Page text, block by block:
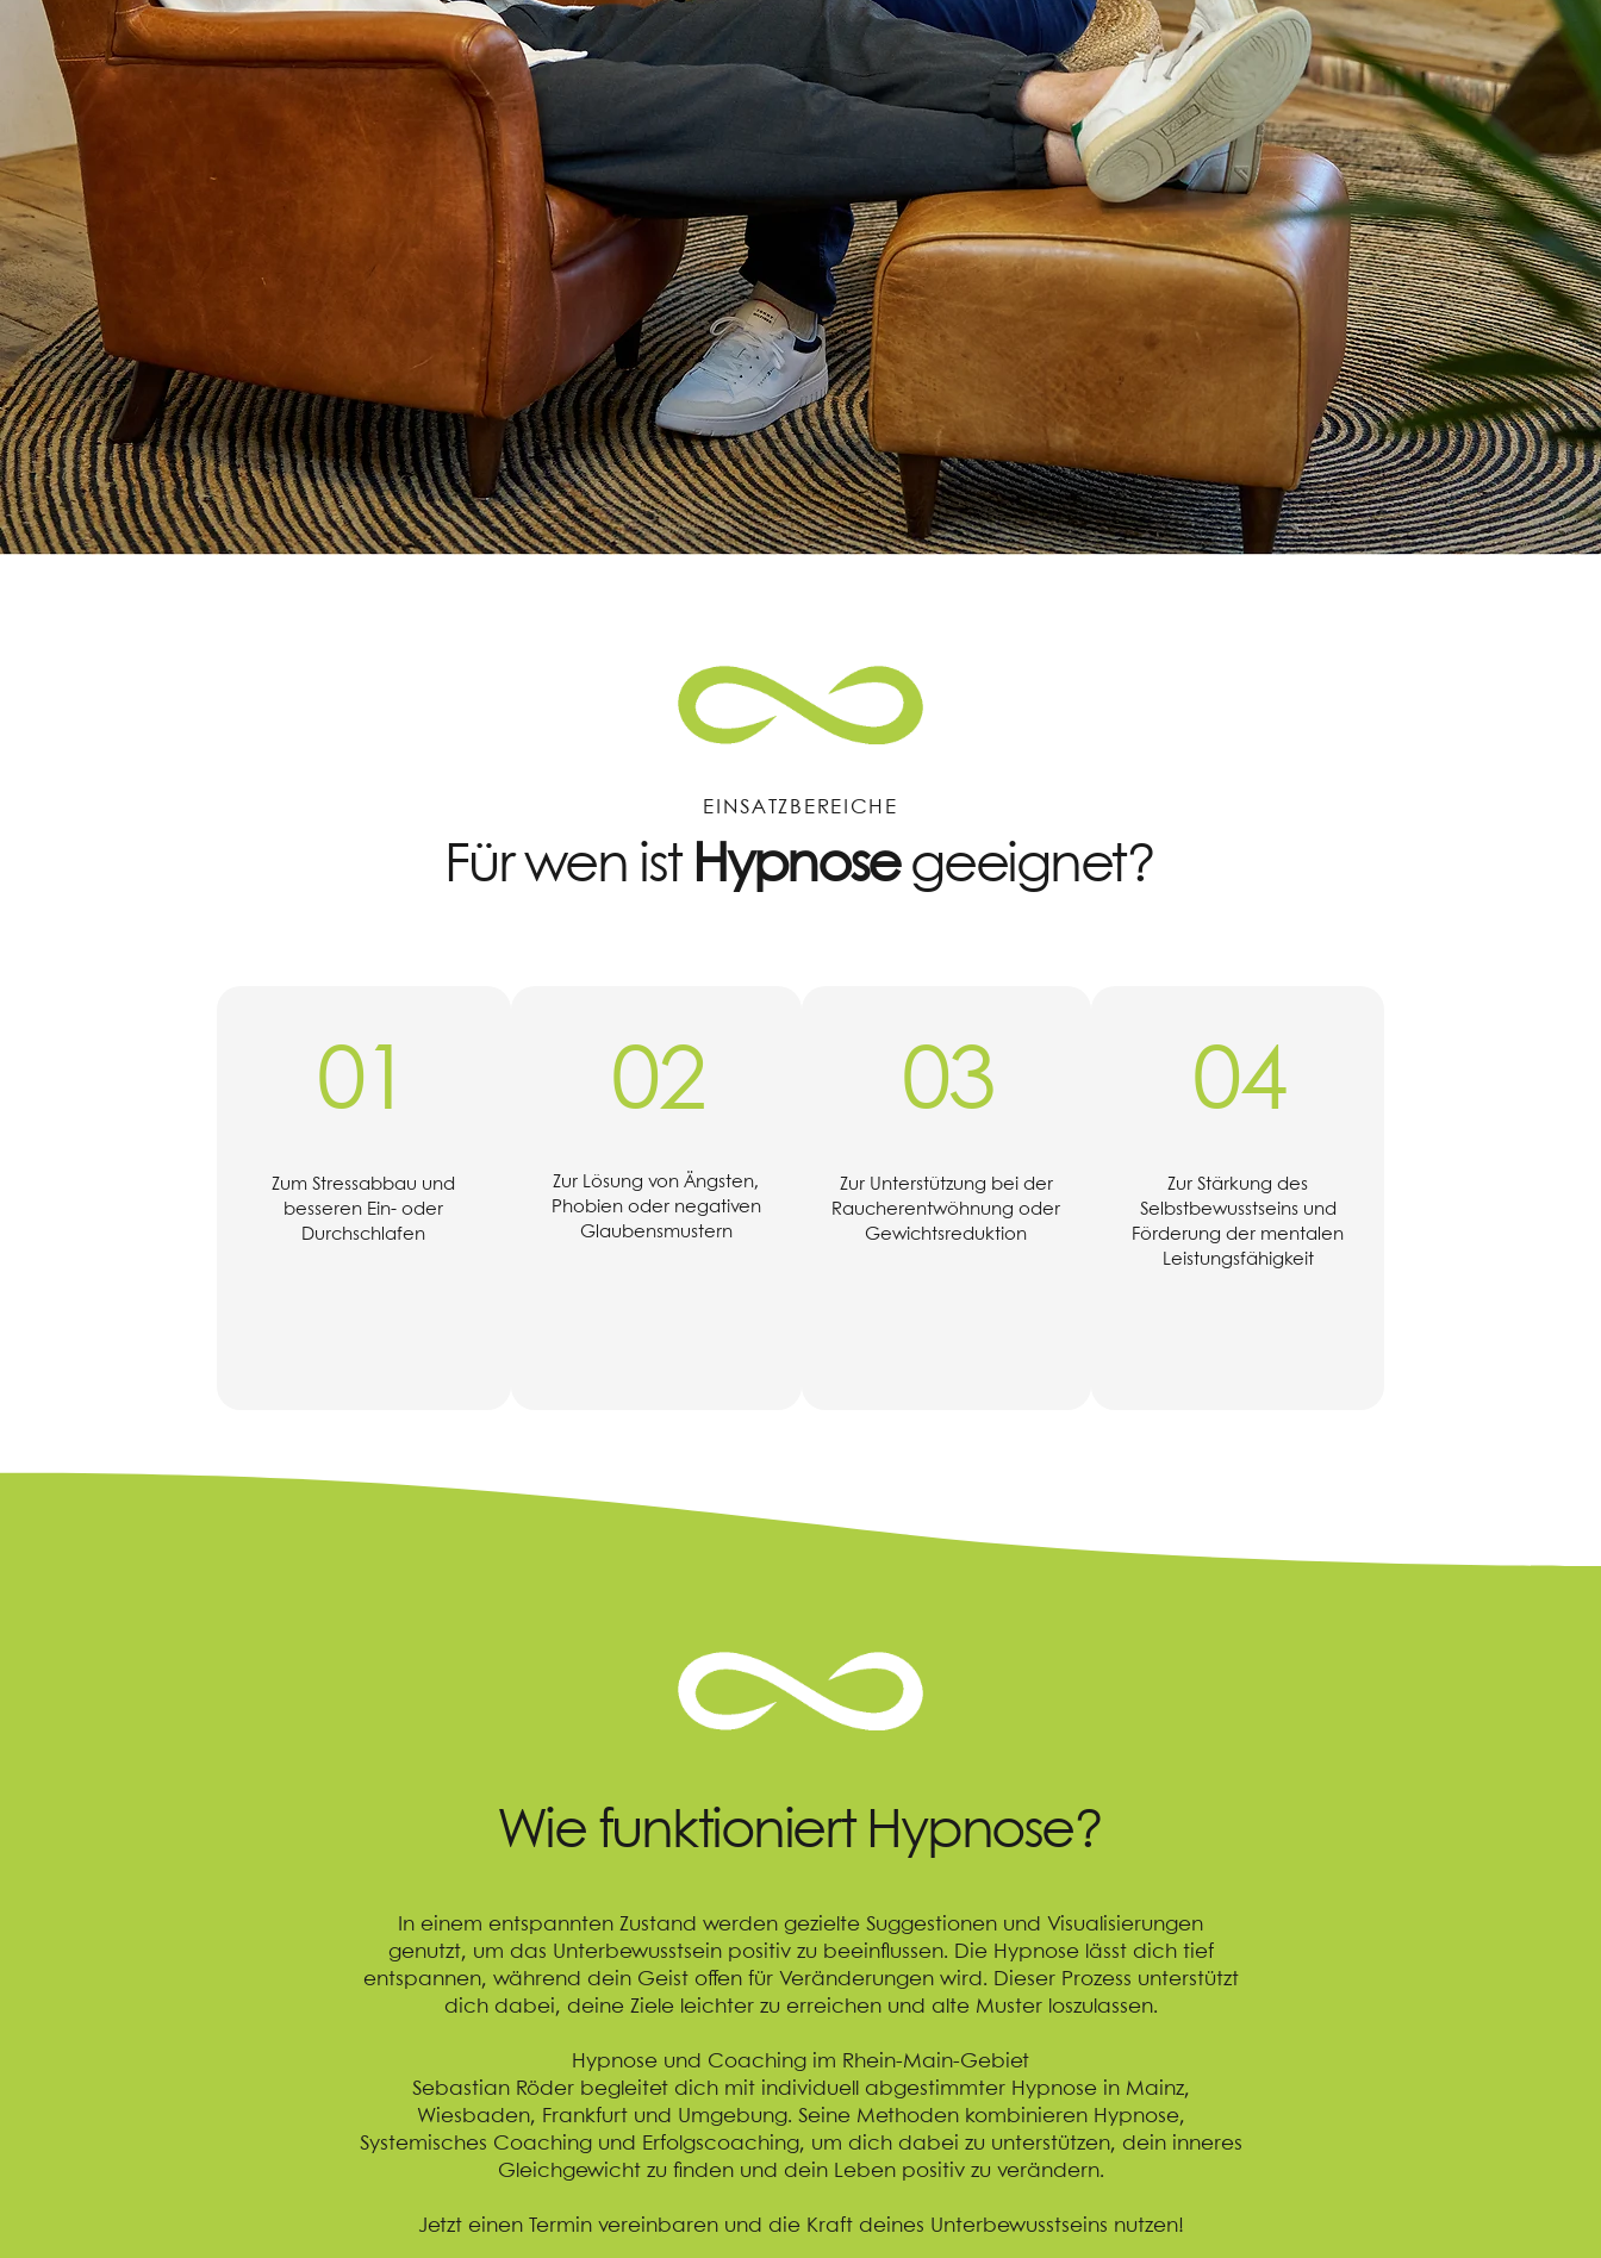
EINSATZBEREICHE
Für wen ist Hypnose geeignet?
01
Zum Stressabbau und
besseren Ein- oder
Durchschlafen
02
Zur Lösung von Ängsten,
Phobien oder negativen
Glaubensmustern
03
Zur Unterstützung bei der
Raucherentwöhnung oder
Gewichtsreduktion
04
Zur Stärkung des
Selbstbewusstseins und
Förderung der mentalen
Leistungsfähigkeit
Wie funktioniert Hypnose?
In einem entspannten Zustand werden gezielte Suggestionen und Visualisierungen
genutzt, um das Unterbewusstsein positiv zu beeinflussen. Die Hypnose lässt dich tief
entspannen, während dein Geist offen für Veränderungen wird. Dieser Prozess unterstützt
dich dabei, deine Ziele leichter zu erreichen und alte Muster loszulassen.
Hypnose und Coaching im Rhein-Main-Gebiet
Sebastian Röder begleitet dich mit individuell abgestimmter Hypnose in Mainz,
Wiesbaden, Frankfurt und Umgebung. Seine Methoden kombinieren Hypnose,
Systemisches Coaching und Erfolgscoaching, um dich dabei zu unterstützen, dein inneres
Gleichgewicht zu finden und dein Leben positiv zu verändern.
Jetzt einen Termin vereinbaren und die Kraft deines Unterbewusstseins nutzen!